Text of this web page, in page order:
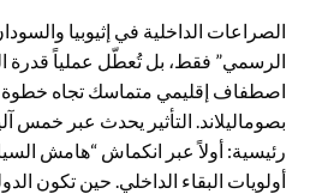
الصراعات الداخلية في إثيوبيا
الرسمي” فقط، بل تُعطّل عملياً قدرة
اصطفاف إقليمي متماسك تجاه خطوة
بصوماليلاند. التأثير يحدث عبر خمس
رئيسية: أولاً عبر انكماش “هامش
أولويات البقاء الداخلي. حين تكون